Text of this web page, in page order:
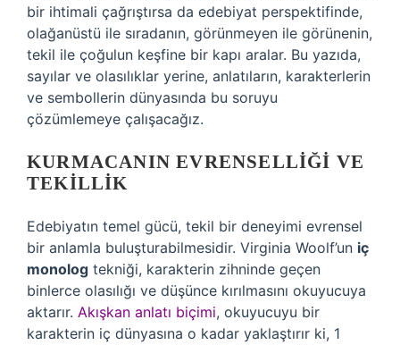
bir ihtimali çağrıştırsa da edebiyat perspektifinde,
olağanüstü ile sıradanın, görünmeyen ile görünenin,
tekil ile çoğulun keşfine bir kapı aralar. Bu yazıda,
sayılar ve olasılıklar yerine, anlatıların, karakterlerin
ve sembollerin dünyasında bu soruyu
çözümlemeye çalışacağız.
KURMACANIN EVRENSELLIĞI VE
TEKILLIK
Edebiyatın temel gücü, tekil bir deneyimi evrensel
bir anlamla buluşturabilmesidir. Virginia Woolf’un iç
monolog tekniği, karakterin zihninde geçen
binlerce olasılığı ve düşünce kırılmasını okuyucuya
aktarır. Akışkan anlatı biçimi, okuyucuyu bir
karakterin iç dünyasına o kadar yaklaştırır ki, 1